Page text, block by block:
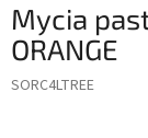
Mycia
ORANGE
SORC4LTREE